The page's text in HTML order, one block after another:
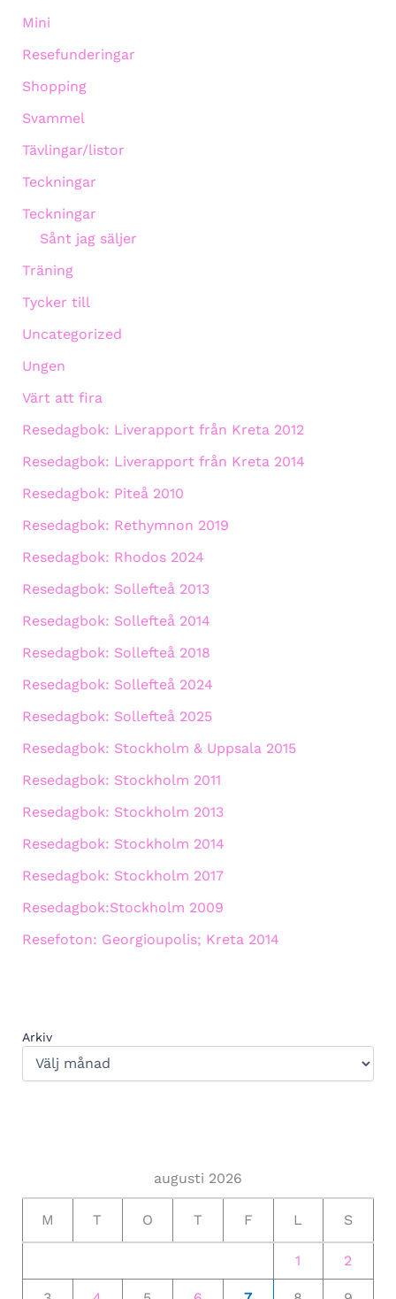
Mini
Resefunderingar
Shopping
Svammel
Tävlingar/listor
Teckningar
Teckningar
Sånt jag säljer
Träning
Tycker till
Uncategorized
Ungen
Värt att fira
Resedagbok: Liverapport från Kreta 2012
Resedagbok: Liverapport från Kreta 2014
Resedagbok: Piteå 2010
Resedagbok: Rethymnon 2019
Resedagbok: Rhodos 2024
Resedagbok: Sollefteå 2013
Resedagbok: Sollefteå 2014
Resedagbok: Sollefteå 2018
Resedagbok: Sollefteå 2024
Resedagbok: Sollefteå 2025
Resedagbok: Stockholm & Uppsala 2015
Resedagbok: Stockholm 2011
Resedagbok: Stockholm 2013
Resedagbok: Stockholm 2014
Resedagbok: Stockholm 2017
Resedagbok:Stockholm 2009
Resefoton: Georgioupolis; Kreta 2014
Arkiv
augusti 2026
M T O T F L S
1 2